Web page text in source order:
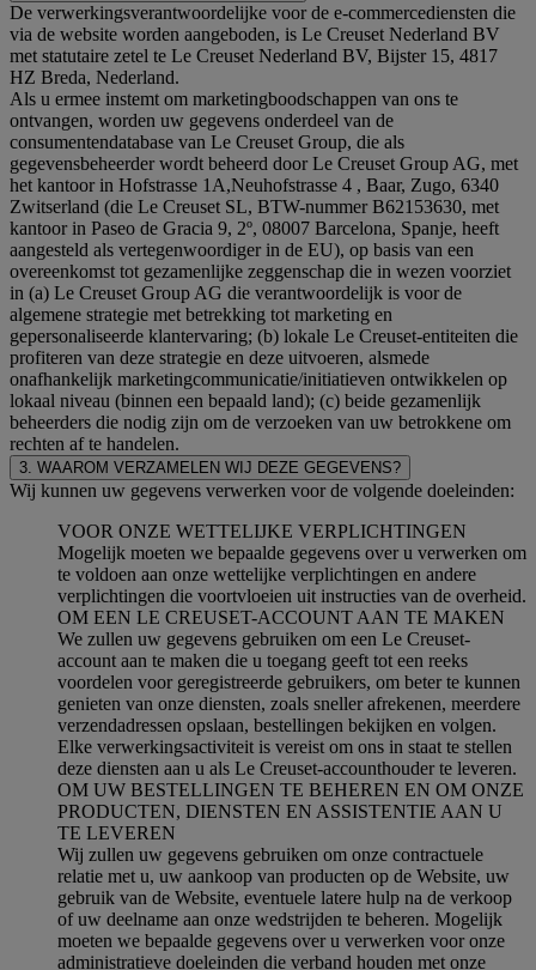
De verwerkingsverantwoordelijke voor de e-commercediensten die
via de website worden aangeboden, is Le Creuset Nederland BV
met statutaire zetel te Le Creuset Nederland BV, Bijster 15, 4817
HZ Breda, Nederland.
Als u ermee instemt om marketingboodschappen van ons te
ontvangen, worden uw gegevens onderdeel van de
consumentendatabase van Le Creuset Group, die als
gegevensbeheerder wordt beheerd door Le Creuset Group AG, met
het kantoor in Hofstrasse 1A,Neuhofstrasse 4 , Baar, Zugo, 6340
Zwitserland (die Le Creuset SL, BTW-nummer B62153630, met
kantoor in Paseo de Gracia 9, 2º, 08007 Barcelona, Spanje, heeft
aangesteld als vertegenwoordiger in de EU), op basis van een
overeenkomst tot gezamenlijke zeggenschap die in wezen voorziet
in (a) Le Creuset Group AG die verantwoordelijk is voor de
algemene strategie met betrekking tot marketing en
gepersonaliseerde klantervaring; (b) lokale Le Creuset-entiteiten die
profiteren van deze strategie en deze uitvoeren, alsmede
onafhankelijk marketingcommunicatie/initiatieven ontwikkelen op
lokaal niveau (binnen een bepaald land); (c) beide gezamenlijk
beheerders die nodig zijn om de verzoeken van uw betrokkene om
rechten af te handelen.
3. WAAROM VERZAMELEN WIJ DEZE GEGEVENS?
Wij kunnen uw gegevens verwerken voor de volgende doeleinden:
VOOR ONZE WETTELIJKE VERPLICHTINGEN
Mogelijk moeten we bepaalde gegevens over u verwerken om
te voldoen aan onze wettelijke verplichtingen en andere
verplichtingen die voortvloeien uit instructies van de overheid.
OM EEN LE CREUSET-ACCOUNT AAN TE MAKEN
We zullen uw gegevens gebruiken om een Le Creuset-
account aan te maken die u toegang geeft tot een reeks
voordelen voor geregistreerde gebruikers, om beter te kunnen
genieten van onze diensten, zoals sneller afrekenen, meerdere
verzendadressen opslaan, bestellingen bekijken en volgen.
Elke verwerkingsactiviteit is vereist om ons in staat te stellen
deze diensten aan u als Le Creuset-accounthouder te leveren.
OM UW BESTELLINGEN TE BEHEREN EN OM ONZE
PRODUCTEN, DIENSTEN EN ASSISTENTIE AAN U
TE LEVEREN
Wij zullen uw gegevens gebruiken om onze contractuele
relatie met u, uw aankoop van producten op de Website, uw
gebruik van de Website, eventuele latere hulp na de verkoop
of uw deelname aan onze wedstrijden te beheren. Mogelijk
moeten we bepaalde gegevens over u verwerken voor onze
administratieve doeleinden die verband houden met onze